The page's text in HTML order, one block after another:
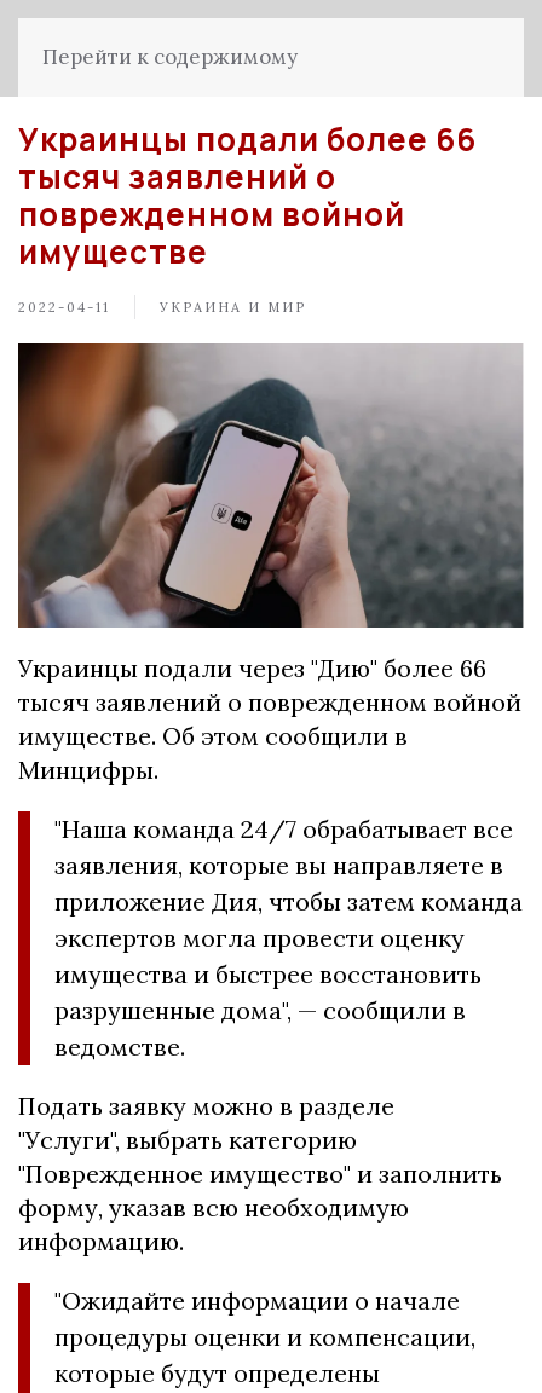
Перейти к содержимому
Украинцы подали более 66
тысяч заявлений о
поврежденном войной
имуществе
2022-04-11 УКРАИНА И МИР
Украинцы подали через "Дию" более 66
тысяч заявлений о поврежденном войной
имуществе. Об этом сообщили в
Минцифры.
"Наша команда 24/7 обрабатывает все
заявления, которые вы направляете в
приложение Дия, чтобы затем команда
экспертов могла провести оценку
имущества и быстрее восстановить
разрушенные дома", — сообщили в
ведомстве.
Подать заявку можно в разделе
"Услуги", выбрать категорию
"Поврежденное имущество" и заполнить
форму, указав всю необходимую
информацию.
"Ожидайте информации о начале
процедуры оценки и компенсации,
которые будут определены